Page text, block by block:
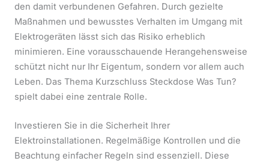
den damit verbundenen Gefahren. Durch gezielte
Maßnahmen und bewusstes Verhalten im Umgang mit
Elektrogeräten lässt sich das Risiko erheblich
minimieren. Eine vorausschauende Herangehensweise
schützt nicht nur Ihr Eigentum, sondern vor allem auch
Leben. Das Thema Kurzschluss Steckdose Was Tun?
spielt dabei eine zentrale Rolle.
Investieren Sie in die Sicherheit Ihrer
Elektroinstallationen. Regelmäßige Kontrollen und die
Beachtung einfacher Regeln sind essenziell. Diese